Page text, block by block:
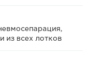
из всех лотков